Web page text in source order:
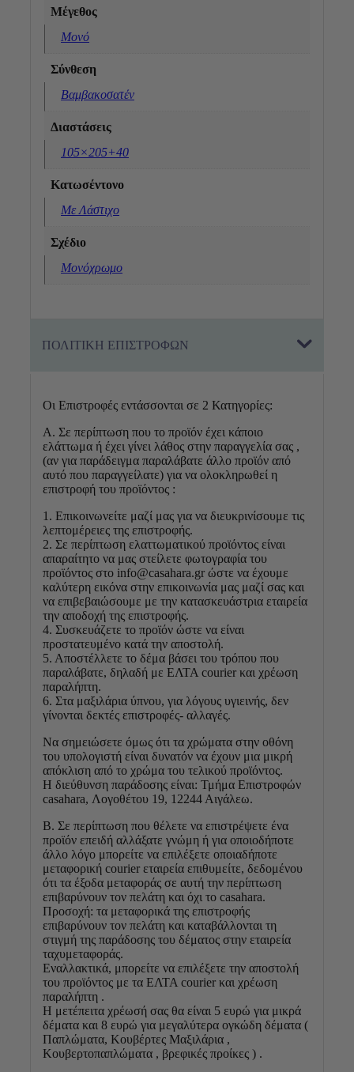
Μέγεθος
Μονό
Σύνθεση
Βαμβακοσατέν
Διαστάσεις
105×205+40
Κατωσέντονο
Με Λάστιχο
Σχέδιο
Μονόχρωμο
ΠΟΛΙΤΙΚΗ ΕΠΙΣΤΡΟΦΩΝ
Οι Επιστροφές εντάσσονται σε 2 Κατηγορίες:
Α. Σε περίπτωση που το προϊόν έχει κάποιο
ελάττωμα ή έχει γίνει λάθος στην παραγγελία σας ,
(αν για παράδειγμα παραλάβατε άλλο προϊόν από
αυτό που παραγγείλατε) για να ολοκληρωθεί η
επιστροφή του προϊόντος :
1. Επικοινωνείτε μαζί μας για να διευκρινίσουμε τις
λεπτομέρειες της επιστροφής.
2. Σε περίπτωση ελαττωματικού προϊόντος είναι
απαραίτητο να μας στείλετε φωτογραφία του
προϊόντος στο info@casahara.gr ώστε να έχουμε
καλύτερη εικόνα στην επικοινωνία μας μαζί σας και
να επιβεβαιώσουμε με την κατασκευάστρια εταιρεία
την αποδοχή της επιστροφής.
4. Συσκευάζετε το προϊόν ώστε να είναι
προστατευμένο κατά την αποστολή.
5. Αποστέλλετε το δέμα βάσει του τρόπου που
παραλάβατε, δηλαδή με ΕΛΤΑ courier και χρέωση
παραλήπτη.
6. Στα μαξιλάρια ύπνου, για λόγους υγιεινής, δεν
γίνονται δεκτές επιστροφές- αλλαγές.
Να σημειώσετε όμως ότι τα χρώματα στην οθόνη
του υπολογιστή είναι δυνατόν να έχουν μια μικρή
απόκλιση από το χρώμα του τελικού προϊόντος.
Η διεύθυνση παράδοσης είναι: Τμήμα Επιστροφών
casahara, Λογοθέτου 19, 12244 Αιγάλεω.
Β. Σε περίπτωση που θέλετε να επιστρέψετε ένα
προϊόν επειδή αλλάξατε γνώμη ή για οποιοδήποτε
άλλο λόγο μπορείτε να επιλέξετε οποιαδήποτε
μεταφορική courier εταιρεία επιθυμείτε, δεδομένου
ότι τα έξοδα μεταφοράς σε αυτή την περίπτωση
επιβαρύνουν τον πελάτη και όχι το casahara.
Προσοχή: τα μεταφορικά της επιστροφής
επιβαρύνουν τον πελάτη και καταβάλλονται τη
στιγμή της παράδοσης του δέματος στην εταιρεία
ταχυμεταφοράς.
Εναλλακτικά, μπορείτε να επιλέξετε την αποστολή
του προϊόντος με τα ΕΛΤΑ courier και χρέωση
παραλήπτη .
Η μετέπειτα χρέωσή σας θα είναι 5 ευρώ για μικρά
δέματα και 8 ευρώ για μεγαλύτερα ογκώδη δέματα (
Παπλώματα, Κουβέρτες Μαξιλάρια ,
Κουβερτοπαπλώματα , βρεφικές προίκες ) .